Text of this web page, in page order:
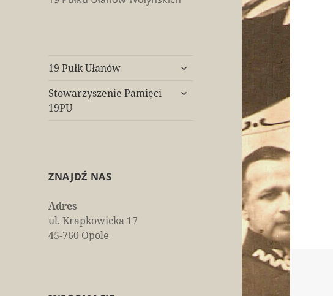
19 Pułk Ułanów
rozwiń
potomne
Stowarzyszenie Pamięci
19PU
rozwiń
ZNAJDŹ NAS
Adres
ul. Krapkowicka 17
45-760 Opole